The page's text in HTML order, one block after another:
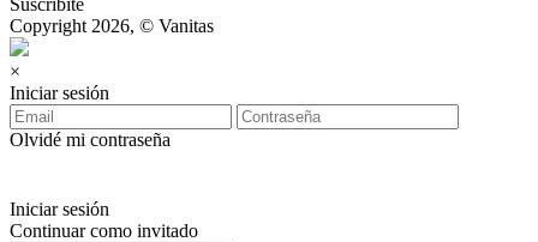
Suscribite
Copyright 2026, © Vanitas
×
Iniciar sesión
Olvidé mi contraseña
Iniciar sesión
Continuar como invitado